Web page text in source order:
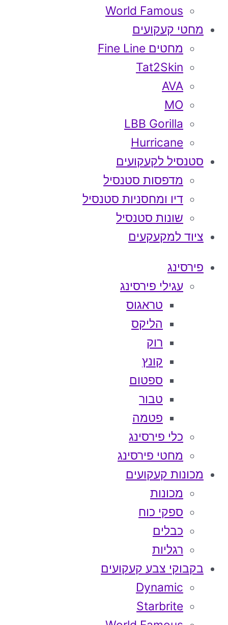
World Famous
מחטי קעקועים
מחטים Fine Line
Tat2Skin
AVA
MO
LBB Gorilla
Hurricane
סטנסיל לקעקועים
מדפסות סטנסיל
דיו ומחסניות סטנסיל
שונות סטנסיל
ציוד למקעקעים
פירסינג
עגילי פירסינג
טראגוס
הליקס
רוק
קונץ
ספטום
טבור
פטמה
כלי פירסינג
מחטי פירסינג
מכונות קעקועים
מכונות
ספקי כוח
כבלים
רגליות
בקבוקי צבע קעקועים
Dynamic
Starbrite